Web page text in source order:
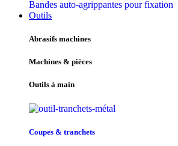
Bandes auto-agrippantes pour fixation
Outils
Abrasifs machines
Machines & pièces
Outils à main
Coupes & tranchets